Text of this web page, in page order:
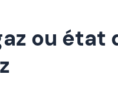
ou